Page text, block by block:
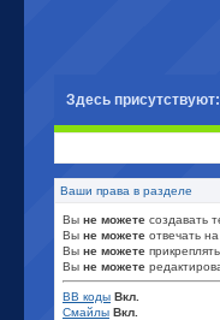
Здесь
Ваши права в разделе
Вы не можете создавать
Вы не можете отвечать
Вы не можете
Вы не можете
BB коды Вкл.
Смайлы Вкл.